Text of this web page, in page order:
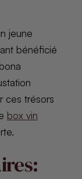
jeune
bénéficié
ces trésors
box vin